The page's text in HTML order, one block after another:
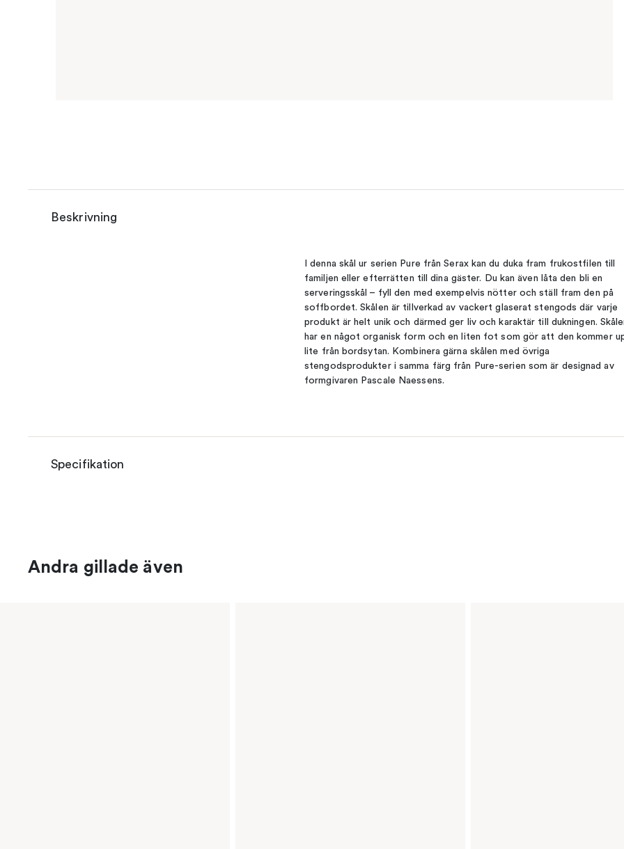
Beskrivning
I denna skål ur serien Pure från Serax kan du duka fram frukostfilen till
familjen eller efterrätten till dina gäster. Du kan även låta den bli en
serveringsskål – fyll den med exempelvis nötter och ställ fram den på
soffbordet. Skålen är tillverkad av vackert glaserat stengods där varje
produkt är helt unik och därmed ger liv och karaktär till dukningen.
har en något organisk form och en liten fot som gör att den kommer
lite från bordsytan. Kombinera gärna skålen med övriga
stengodsprodukter i samma färg från Pure-serien som är designad av
formgivaren Pascale Naessens.
Specifikation
Andra gillade även